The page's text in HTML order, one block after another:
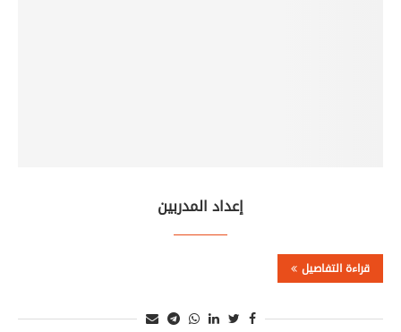
إعداد المدربين
قراءة التفاصيل